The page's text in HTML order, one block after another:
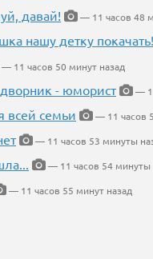
давай!
— 11 часов 48
нашу детку покачать!
— 11 часов 50 минут назад
- юморист
—
всей семьи
— 11 часов
— 11 часов 53 минуты
— 11 часов 54 минуты
— 11 часов 55 минут назад